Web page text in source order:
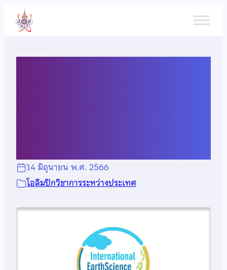
เนื้อหา
14 มิถุนายน พ.ศ. 2566
โอลิมปิกวิชาการระหว่างประเทศ